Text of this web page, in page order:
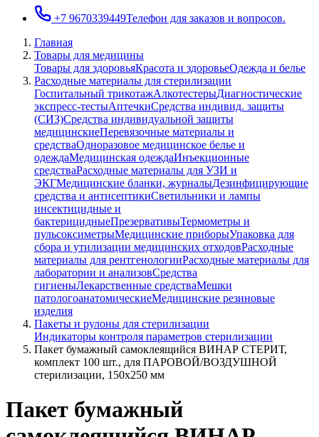
+7 9670339449Телефон для заказов и вопросов.
Главная
Товары для медицины
Товары для здоровьяКрасота и здоровьеОдежда и белье
Расходные материалы для стерилизации
Госпитальный трикотажАлкотестерыДиагностические
экспресс-тестыАптечкиСредства индивид. защиты
(СИЗ)Средства индивидуальной защиты
медицинскиеПеревязочные материалы и
средстваОдноразовое медицинское белье и
одеждаМедицинская одеждаИнъекционные
средстваРасходные материалы для УЗИ и
ЭКГМедицинские бланки, журналыДезинфицирующие
средства и антисептикиСветильники и лампы
инсектицидные и
бактерицидныеПрезервативыТермометры и
пульсоксиметрыМедицинские приборыУпаковка для
сбора и утилизации медицинских отходовРасходные
материалы для рентгенологииРасходные материалы для
лаборатории и анализовСредства
гигиеныЛекарственные средстваМешки
патологоанатомическиеМедицинские резиновые
изделия
Пакеты и рулоны для стерилизации
Индикаторы контроля параметров стерилизации
Пакет бумажный самоклеящийся ВИНАР СТЕРИТ,
комплект 100 шт., для ПАРОВОЙ/ВОЗДУШНОЙ
стерилизации, 150х250 мм
Пакет бумажный